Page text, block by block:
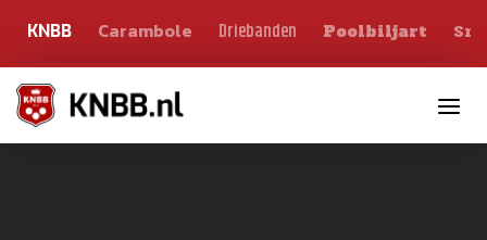
KNBB Carambole Driebanden Poolbiljart